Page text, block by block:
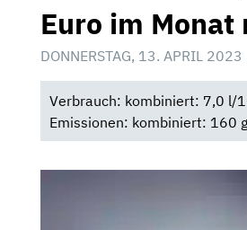
Euro im Monat
DONNERSTAG, 13. APRIL
Verbrauch: kombiniert: 7,0 l/
Emissionen: kombiniert: 160